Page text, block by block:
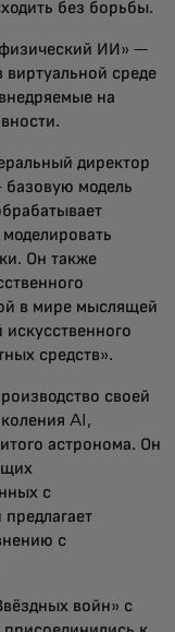
без борьбы.
ИИ» —
среде
на
директор
модель
Он также
в мире мыслящей
средств».
своей
AI,
астронома. Он
с
с
войн» с